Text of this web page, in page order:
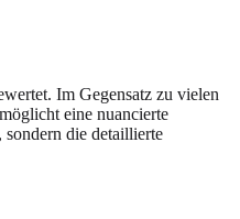
Im Gegensatz zu vielen
eine nuancierte
die detaillierte